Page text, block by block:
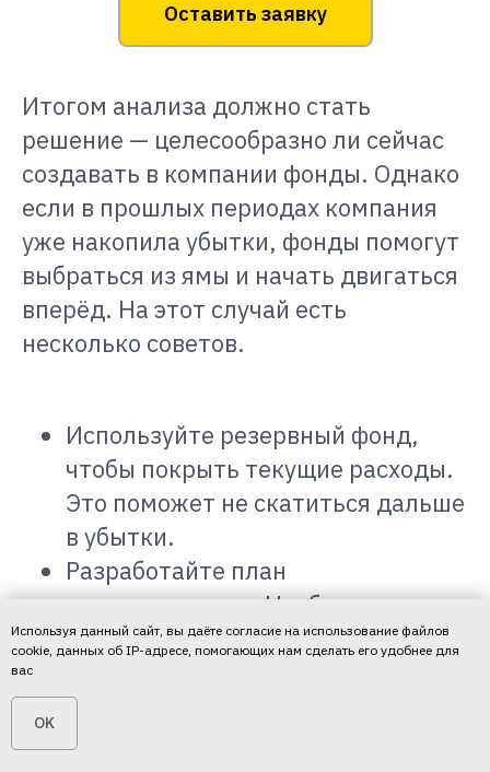
Используя данный сайт, вы даёте согласие на использование файлов
cookie, данных об IP-адресе, помогающих нам сделать его удобнее для
вас
OK
Оставить заявку
Итогом анализа должно стать
решение — целесообразно ли сейчас
создавать в компании фонды. Однако
если в прошлых периодах компания
уже накопила убытки, фонды помогут
выбраться из ямы и начать двигаться
вперёд. На этот случай есть
несколько советов.
Используйте резервный фонд,
чтобы покрыть текущие расходы.
Это поможет не скатиться дальше
в убытки.
Разработайте план
восстановления. Необходимо
определить, как компания будет
генерировать прибыль в будущем.
Рассмотрите возможность